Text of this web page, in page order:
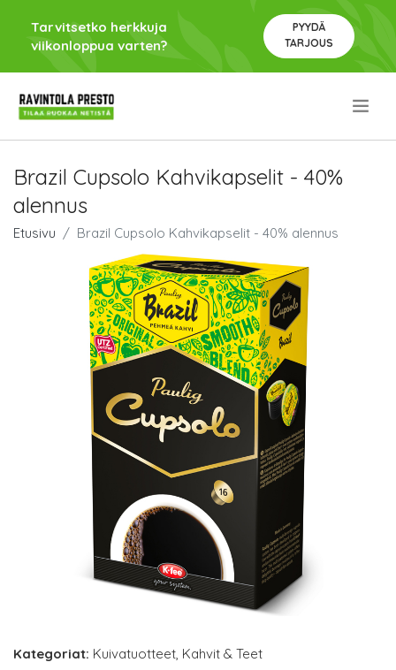
Tarvitsetko herkkuja
viikonloppua varten?
PYYDÄ
TARJOUS
Brazil Cupsolo Kahvikapselit - 40%
alennus
Etusivu Brazil Cupsolo Kahvikapselit - 40% alennus
Kategoriat: Kuivatuotteet, Kahvit & Teet